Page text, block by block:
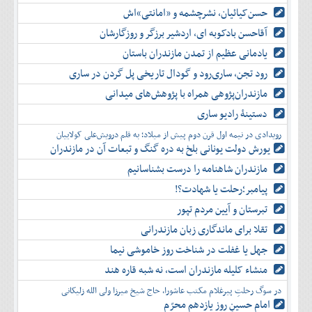
حسن‌کیائیان، نشرچشمه و «امانتی»اش
آقاحسن بادکوبه ای، اردشیر برزگر و روزگارشان
یادمانی عظیم از تمدن مازندران باستان
رود تجن، ساری‌رود و گودال تاریخی پل گردن در ساری
مازندران‌پژوهی همراه با پژوهش‌های میدانی
دستینۀ رادیو ساری
رویدادی در نیمه اول قرن دوم پیش از میلاد؛ به قلم درویش‌علی کولاییان
یورش دولت یونانی بلخ به دره گنگ و تبعات آن در مازندران
مازندران شاهنامه را درست بشناسانیم
پیامبر؛رحلت یا شهادت؟!
تبرستان و آیین مردم تپور
تقلا برای ماندگاری زبان مازندرانی
جهل یا غفلت در شناخت روز خاموشی نیما
منشاء کلیله مازندران است، نه شبه قاره هند
در سوگ رحلتِ پیرغلام مکتب عاشورا، حاج شیخ میرزا ولی الله زلیکانی
امام حسینِ روز یازدهم محرّم